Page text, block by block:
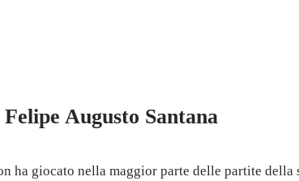
Felipe Augusto Santana
ha giocato nella maggior parte delle partite